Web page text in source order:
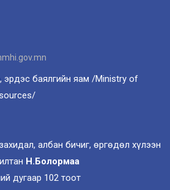
эрдэс баялгийн яам /Ministry of
албан бичиг, өргөдөл хүлээн
Н.Болормаа
дугаар 102 тоот